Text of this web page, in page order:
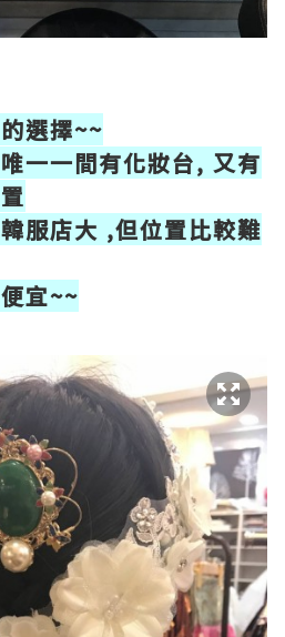
選擇~~
一一間有化妝台, 又有
服店大 ,但位置比較難
宜~~